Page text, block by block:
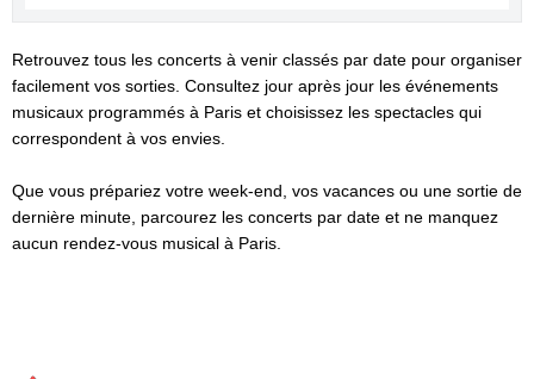
Retrouvez tous les concerts à venir classés par date pour organiser
facilement vos sorties. Consultez jour après jour les événements
musicaux programmés à Paris et choisissez les spectacles qui
correspondent à vos envies.
Que vous prépariez votre week-end, vos vacances ou une sortie de
dernière minute, parcourez les concerts par date et ne manquez
aucun rendez-vous musical à Paris.